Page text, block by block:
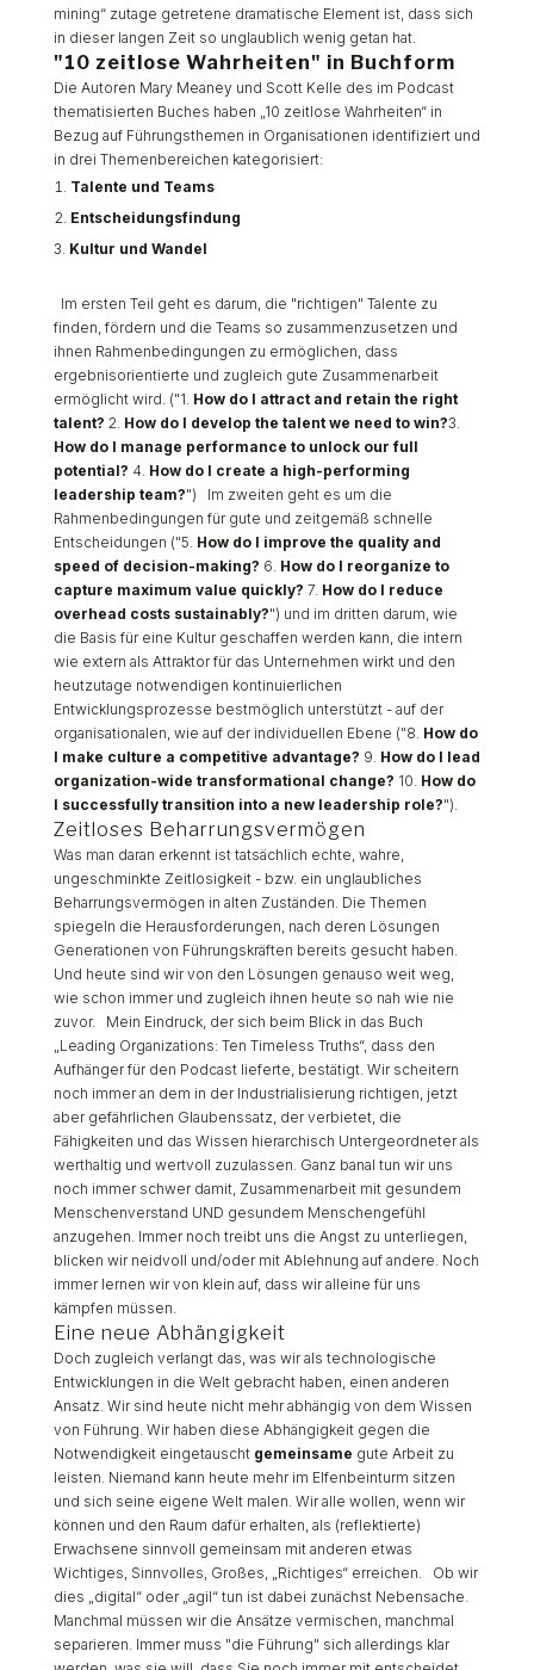
mining“ zutage getretene dramatische Element ist, dass sich
in dieser langen Zeit so unglaublich wenig getan hat.
"10 zeitlose Wahrheiten" in Buchform
Die Autoren Mary Meaney und Scott Kelle des im Podcast
thematisierten Buches haben „10 zeitlose Wahrheiten“ in
Bezug auf Führungsthemen in Organisationen identifiziert und
in drei Themenbereichen kategorisiert:
Talente und Teams
Entscheidungsfindung
Kultur und Wandel
Im ersten Teil geht es darum, die "richtigen" Talente zu
finden, fördern und die Teams so zusammenzusetzen und
ihnen Rahmenbedingungen zu ermöglichen, dass
ergebnisorientierte und zugleich gute Zusammenarbeit
ermöglicht wird. ("1. How do I attract and retain the right
talent? 2. How do I develop the talent we need to win?3.
How do I manage performance to unlock our full
potential? 4. How do I create a high-performing
leadership team?") Im zweiten geht es um die
Rahmenbedingungen für gute und zeitgemäß schnelle
Entscheidungen ("5. How do I improve the quality and
speed of decision-making? 6. How do I reorganize to
capture maximum value quickly? 7. How do I reduce
overhead costs sustainably?") und im dritten darum, wie
die Basis für eine Kultur geschaffen werden kann, die intern
wie extern als Attraktor für das Unternehmen wirkt und den
heutzutage notwendigen kontinuierlichen
Entwicklungsprozesse bestmöglich unterstützt - auf der
organisationalen, wie auf der individuellen Ebene ("8. How do
I make culture a competitive advantage? 9. How do I lead
organization-wide transformational change? 10. How do
I successfully transition into a new leadership role?").
Zeitloses Beharrungsvermögen
Was man daran erkennt ist tatsächlich echte, wahre,
ungeschminkte Zeitlosigkeit - bzw. ein unglaubliches
Beharrungsvermögen in alten Zuständen. Die Themen
spiegeln die Herausforderungen, nach deren Lösungen
Generationen von Führungskräften bereits gesucht haben.
Und heute sind wir von den Lösungen genauso weit weg,
wie schon immer und zugleich ihnen heute so nah wie nie
zuvor. Mein Eindruck, der sich beim Blick in das Buch
„Leading Organizations: Ten Timeless Truths“, dass den
Aufhänger für den Podcast lieferte, bestätigt. Wir scheitern
noch immer an dem in der Industrialisierung richtigen, jetzt
aber gefährlichen Glaubenssatz, der verbietet, die
Fähigkeiten und das Wissen hierarchisch Untergeordneter als
werthaltig und wertvoll zuzulassen. Ganz banal tun wir uns
noch immer schwer damit, Zusammenarbeit mit gesundem
Menschenverstand UND gesundem Menschengefühl
anzugehen. Immer noch treibt uns die Angst zu unterliegen,
blicken wir neidvoll und/oder mit Ablehnung auf andere. Noch
immer lernen wir von klein auf, dass wir alleine für uns
kämpfen müssen.
Eine neue Abhängigkeit
Doch zugleich verlangt das, was wir als technologische
Entwicklungen in die Welt gebracht haben, einen anderen
Ansatz. Wir sind heute nicht mehr abhängig von dem Wissen
von Führung. Wir haben diese Abhängigkeit gegen die
Notwendigkeit eingetauscht gemeinsame gute Arbeit zu
leisten. Niemand kann heute mehr im Elfenbeinturm sitzen
und sich seine eigene Welt malen. Wir alle wollen, wenn wir
können und den Raum dafür erhalten, als (reflektierte)
Erwachsene sinnvoll gemeinsam mit anderen etwas
Wichtiges, Sinnvolles, Großes, „Richtiges“ erreichen. Ob wir
dies „digital“ oder „agil“ tun ist dabei zunächst Nebensache.
Manchmal müssen wir die Ansätze vermischen, manchmal
separieren. Immer muss "die Führung" sich allerdings klar